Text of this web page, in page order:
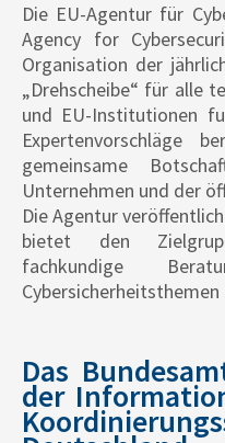
Die EU-Agentur für
Agency for
Organisation der
„Drehscheibe“ für alle
und EU-Institutionen
Expertenvorschläge
gemeinsame
Unternehmen und der
Die Agentur
bietet den
fachkundige
Cybersicherheitsthemen
Das
der